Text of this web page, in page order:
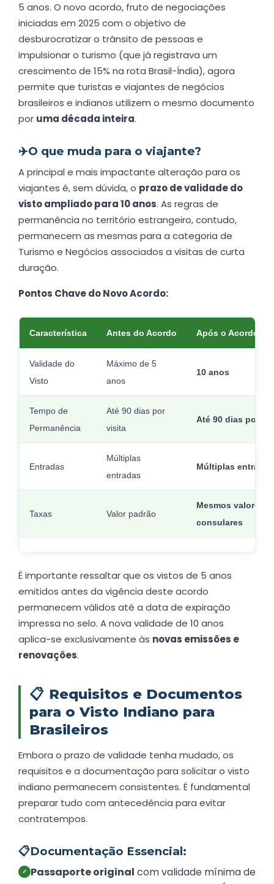
5 anos. O novo acordo, fruto de negociações
iniciadas em 2025 com o objetivo de
desburocratizar o trânsito de pessoas e
impulsionar o turismo (que já registrava um
crescimento de 15% na rota Brasil-Índia), agora
permite que turistas e viajantes de negócios
brasileiros e indianos utilizem o mesmo documento
por uma década inteira.
✈️O que muda para o viajante?
A principal e mais impactante alteração para os
viajantes é, sem dúvida, o prazo de validade do
visto ampliado para 10 anos. As regras de
permanência no território estrangeiro, contudo,
permanecem as mesmas para a categoria de
Turismo e Negócios associados a visitas de curta
duração.
Pontos Chave do Novo Acordo:
Característica Antes do Acordo Após o Acordo
Validade do
Visto
Máximo de 5
anos
10 anos
Tempo de
Permanência
Até 90 dias por
visita
Até 90 dias por
Entradas
Múltiplas
entradas
Múltiplas entradas
Taxas Valor padrão
Mesmos valores
consulares
É importante ressaltar que os vistos de 5 anos
emitidos antes da vigência deste acordo
permanecem válidos até a data de expiração
impressa no selo. A nova validade de 10 anos
aplica-se exclusivamente às novas emissões e
renovações.
📋 Requisitos e Documentos
para o Visto Indiano para
Brasileiros
Embora o prazo de validade tenha mudado, os
requisitos e a documentação para solicitar o visto
indiano permanecem consistentes. É fundamental
preparar tudo com antecedência para evitar
contratempos.
📋Documentação Essencial:
✓ Passaporte original com validade mínima de